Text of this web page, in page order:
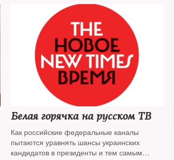
Белая горячка на русском ТВ
Как российские федеральные каналы
пытаются уравнять шансы украинских
кандидатов в президенты и тем самым